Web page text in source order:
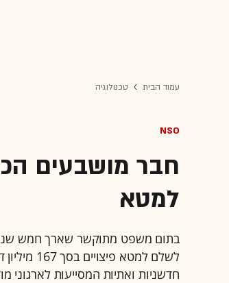
עמוד הבית טכנולוגיה
NSO
למטא
חדשניות ואתיות המסייעות לארגוני